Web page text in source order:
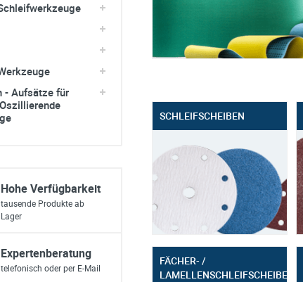
- Aufsätze für
Hohe Verfügbarkeit
tausende Produkte ab
Lager
Expertenberatung
telefonisch oder per E-Mail
SCHLEIFSCHEIBEN
FÄCHER- /
LAMELLENSCHLEIFSCHEIBEN